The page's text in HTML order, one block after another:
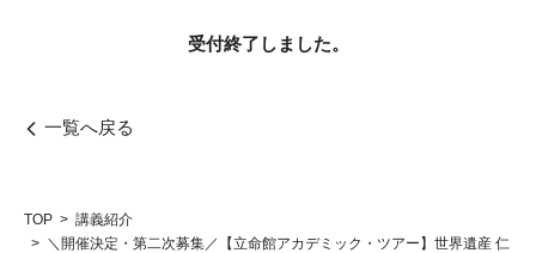
受付終了しました。
一覧へ戻る
TOP
講義紹介
＼開催決定・第二次募集／【立命館アカデミック・ツアー】世界遺産 仁